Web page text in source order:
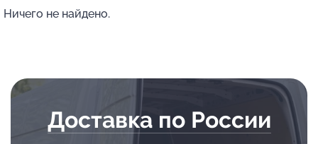
Ничего не найдено.
Доставка по России